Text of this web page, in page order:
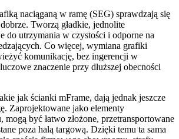
naciąganą w ramę (SEG) sprawdzają się
Tworzą gładkie, jednolite
do utrzymania w czystości i odporne na
Co więcej, wymiana grafiki
komunikację, bez ingerencji w
znaczenie przy dłuższej obecności
jak ścianki mFrame, dają jednak jeszcze
Zaprojektowane jako elementy
być łatwo złożone, przetransportowane
poza halą targową. Dzięki temu ta sama